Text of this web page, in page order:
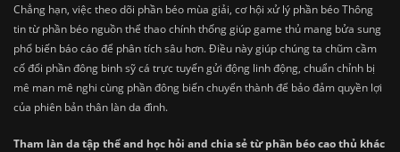
Chẳng hạn, việc theo dõi phần béo mùa giải, cơ hội xử lý phần béo Thông
tin từ phần béo nguồn thể thao chính thống giúp game thủ mang bửa sung
phổ biến báo cáo để phân tích sâu hơn. Điều này giúp chúng ta chũm cầm
cố đổi phần đông binh sỹ cá trực tuyến gửi động linh động, chuẩn chỉnh bị
mê man mê nghi cùng phần đông biến chuyển thành để bảo đảm quyền lợi
của phiên bản thân làn da đình.
Tham làn da tập thể and học hỏi and chia sẻ từ phần béo cao thủ khác